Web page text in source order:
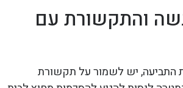
והתקשורת עם
התביעה, יש לשמור על תקשורת